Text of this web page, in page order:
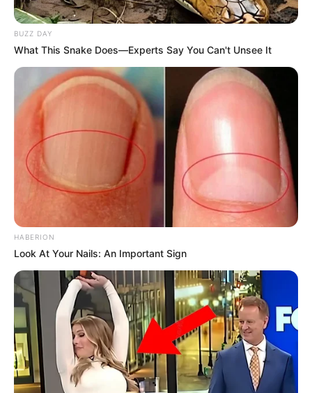
BUZZ DAY
What This Snake Does—Experts Say You Can't Unsee It
HABERION
Look At Your Nails: An Important Sign